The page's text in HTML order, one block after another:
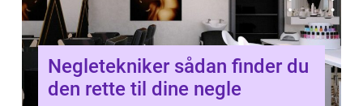
Negletekniker sådan finder du
den rette til dine negle